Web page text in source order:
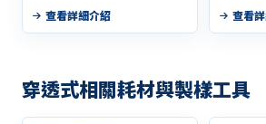
查看詳細介紹 查看
穿透式相關耗材與製樣工具